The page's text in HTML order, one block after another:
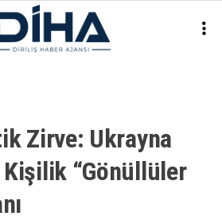
29.6°
ANKARA
Zirve: Ukrayna
“Gönüllüler